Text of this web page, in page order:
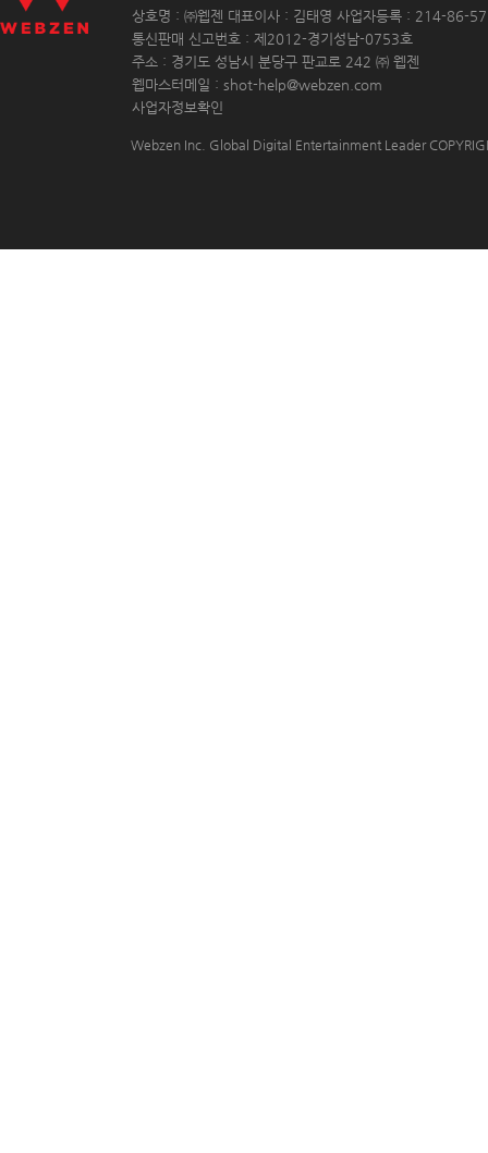
상호명 : ㈜웹젠 대표이사 : 김태영 사업자등록 : 214-86-
통신판매 신고번호 : 제2012-경기성남-0753호
주소 : 경기도 성남시 분당구 판교로 242 ㈜ 웹젠
웹마스터메일 : shot-help@webzen.com
사업자정보확인
Webzen Inc. Global Digital Entertainment Leader